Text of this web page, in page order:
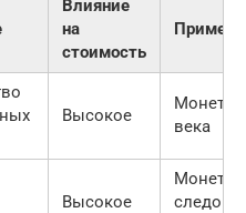
Влияние
на
стоимость
Пример
Высокое
Монеты
века
Высокое
Монета
следов